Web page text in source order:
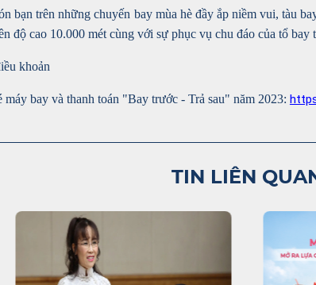
bạn trên những chuyến bay mùa hè đầy ắp niềm vui, tàu
độ cao 10.000 mét cùng với sự phục vụ chu đáo của tổ
khoản
máy bay và thanh toán "Bay trước - Trả sau" năm 2023:
TIN LIÊN